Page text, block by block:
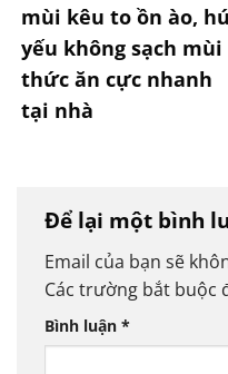
mùi kêu to ồn ào,
yếu không sạch mùi
thức ăn cực nhanh
tại nhà
Để lại một bình
Email của bạn sẽ
Các trường bắt buộc
Bình luận *